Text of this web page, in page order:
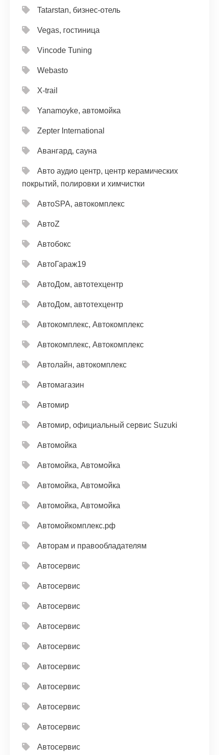
Tatarstan, бизнес-отель
Vegas, гостиница
Vincode Tuning
Webasto
X-trail
Yanamoyke, автомойка
Zepter International
Авангард, сауна
Авто аудио центр, центр керамических
покрытий, полировки и химчистки
АвтоSPA, автокомплекс
АвтоZ
Автобокс
АвтоГараж19
АвтоДом, автотехцентр
АвтоДом, автотехцентр
Автокомплекс, Автокомплекс
Автокомплекс, Автокомплекс
Автолайн, автокомплекс
Автомагазин
Автомир
Автомир, официальный сервис Suzuki
Автомойка
Автомойка, Автомойка
Автомойка, Автомойка
Автомойка, Автомойка
Автомойкомплекс.рф
Авторам и правообладателям
Автосервис
Автосервис
Автосервис
Автосервис
Автосервис
Автосервис
Автосервис
Автосервис
Автосервис
Автосервис